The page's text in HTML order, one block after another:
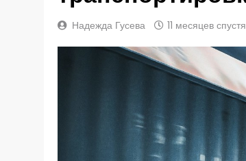
Надежда Гусева 11 месяцев спустя